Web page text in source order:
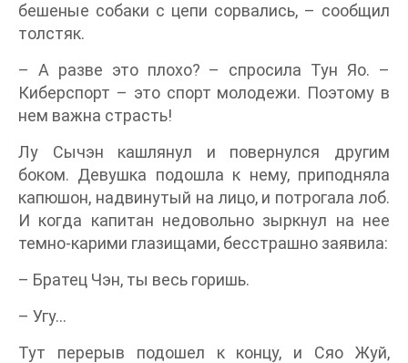
бешеные собаки с цепи сорвались, – сообщил
толстяк.
– А разве это плохо? – спросила Тун Яо. –
Киберспорт – это спорт молодежи. Поэтому в
нем важна страсть!
Лу Сычэн кашлянул и повернулся другим
боком. Девушка подошла к нему, приподняла
капюшон, надвинутый на лицо, и потрогала лоб.
И когда капитан недовольно зыркнул на нее
темно-карими глазищами, бесстрашно заявила:
– Братец Чэн, ты весь горишь.
– Угу…
Тут перерыв подошел к концу, и Сяо Жуй,